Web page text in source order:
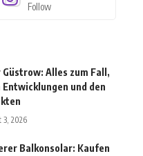
Follow
Güstrow: Alles zum Fall,
und den
3, 2026
Balkonsolar: Kaufen